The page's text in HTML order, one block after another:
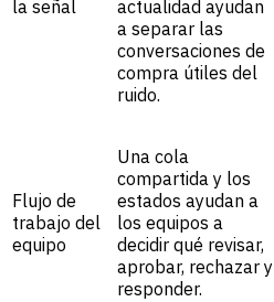
la señal
actualidad ayudan
a separar las
conversaciones de
compra útiles del
ruido.
Flujo de
trabajo del
equipo
Una cola
compartida y los
estados ayudan a
los equipos a
decidir qué revisar,
aprobar, rechazar y
responder.